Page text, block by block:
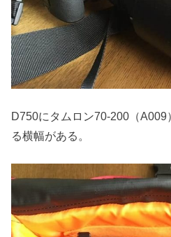
D750にタムロン70-200（
る横幅がある。